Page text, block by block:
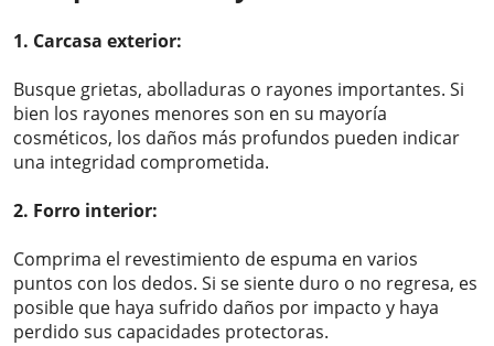
1. Carcasa exterior:
Busque grietas, abolladuras o rayones importantes. Si
bien los rayones menores son en su mayoría
cosméticos, los daños más profundos pueden indicar
una integridad comprometida.
2. Forro interior:
Comprima el revestimiento de espuma en varios
puntos con los dedos. Si se siente duro o no regresa, es
posible que haya sufrido daños por impacto y haya
perdido sus capacidades protectoras.